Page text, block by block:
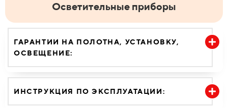
Осветительные приборы
ГАРАНТИИ НА ПОЛОТНА, УСТАНОВКУ,
ОСВЕЩЕНИЕ:
ИНСТРУКЦИЯ ПО ЭКСПЛУАТАЦИИ: